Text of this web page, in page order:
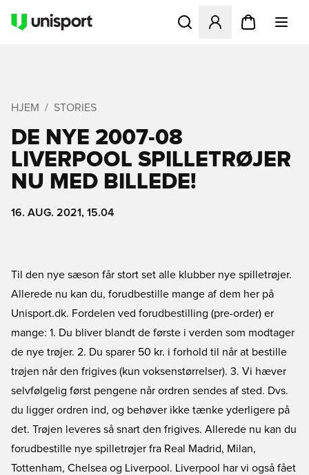
Åbner en Modal til at
HJEM STORIES
DE NYE 2007-08
LIVERPOOL SPILLETRØJER 
NU MED BILLEDE!
16. AUG. 2021, 15.04
Til den nye sæson får stort set alle klubber nye spilletrøjer.
Allerede nu kan du, forudbestille mange af dem her på
Unisport.dk. Fordelen ved forudbestilling (pre-order) er
mange: 1. Du bliver blandt de første i verden som modtager
de nye trøjer. 2. Du sparer 50 kr. i forhold til når at bestille
trøjen når den frigives (kun voksenstørrelser). 3. Vi hæver
selvfølgelig først pengene når ordren sendes af sted. Dvs.
du ligger ordren ind, og behøver ikke tænke yderligere på
det. Trøjen leveres så snart den frigives. Allerede nu kan du
forudbestille nye spilletrøjer fra Real Madrid, Milan,
Tottenham, Chelsea og Liverpool. Liverpool har vi også fået